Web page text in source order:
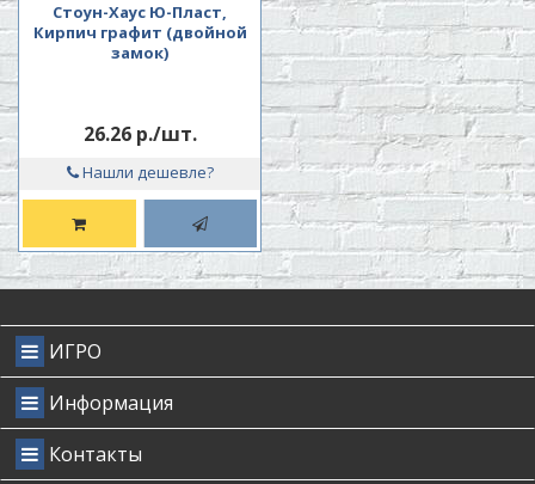
Стоун-Хаус Ю-Пласт,
Кирпич графит (двойной
замок)
26.26 р./шт.
Нашли дешевле?
ИГРО
Информация
Контакты